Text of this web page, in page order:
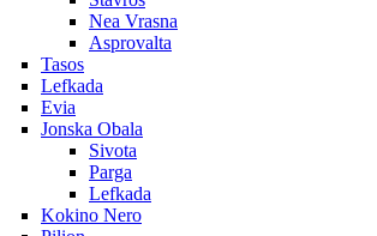
Nea Vrasna
Asprovalta
Tasos
Lefkada
Evia
Jonska Obala
Sivota
Parga
Lefkada
Kokino Nero